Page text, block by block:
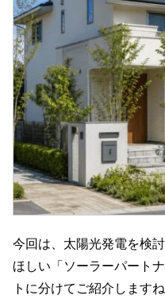
今回は、太陽光発電を検
ほしい「ソーラーパート
トに分けてご紹介しますね